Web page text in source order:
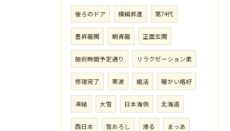
後ろのドア 横綱昇進 第74代
豊昇龍関 朝青龍 正面玄関
施術時間予定通り リラクゼーション柔
修理完了 寒波 婚活 暖かい格好
凍結 大雪 日本海側 北海道
西日本 雪おろし 滑る まっあ